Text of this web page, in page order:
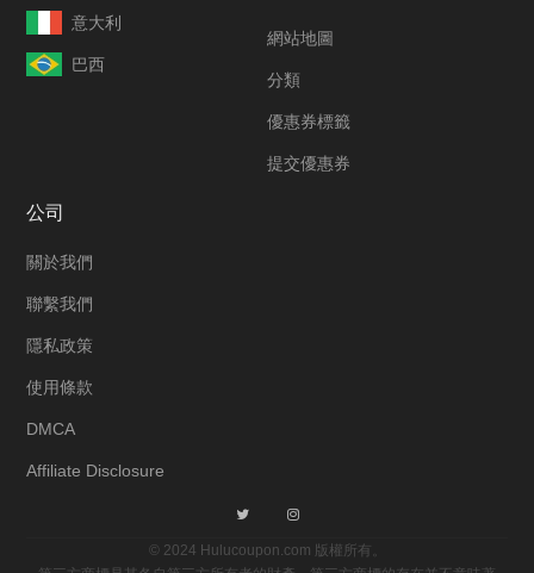
意大利
巴西
網站地圖
分類
優惠券標籤
提交優惠券
公司
關於我們
聯繫我們
隱私政策
使用條款
DMCA
Affiliate Disclosure
© 2024 Hulucoupon.com 版權所有。